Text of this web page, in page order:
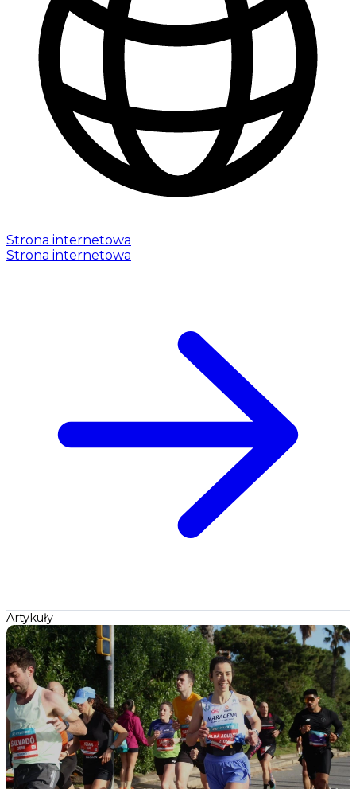
Strona internetowa
Strona internetowa
Artykuły